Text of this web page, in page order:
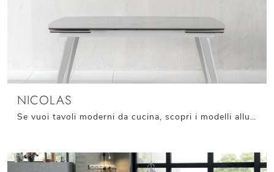
NICOLAS
Se vuoi tavoli moderni da cucina, scopri i modelli allungabili di Stones: clicca e scopri il modello Nicolas in ceramica.